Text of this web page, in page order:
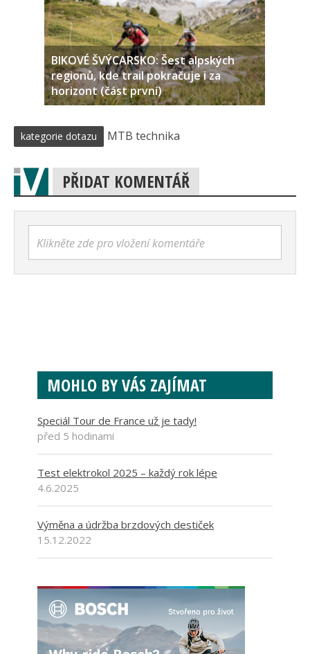
BIKOVÉ ŠVÝCARSKO: Šest alpských
regionů, kde trail pokračuje i za
horizont (část první)
kategorie dotazu MTB technika
PŘIDAT KOMENTÁŘ
Klikněte zde pro vložení komentáře
MOHLO BY VÁS ZAJÍMAT
Speciál Tour de France už je tady!
před 5 hodinami
Test elektrokol 2025 – každý rok lépe
4.6.2025
Výměna a údržba brzdových destiček
15.12.2022